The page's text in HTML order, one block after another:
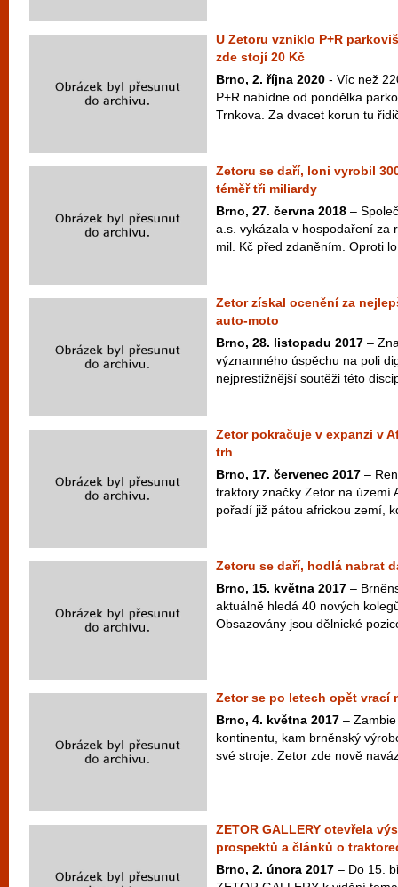
U Zetoru vzniklo P+R
zde stojí 20 Kč
Brno, 2. října 2020 - Víc než
P+R nabídne od pondělka
Trnkova. Za dvacet korun tu
Zetoru se daří, loni vyrobil
téměř tři miliardy
Brno, 27. června 2018 –
a.s. vykázala v hospodaření za
mil. Kč před zdaněním. Oproti
Zetor získal ocenění za
auto-moto
Brno, 28. listopadu 2017 –
významného úspěchu na poli
nejprestižnější soutěži této
Zetor pokračuje v expanzi v
trh
Brno, 17. červenec 2017 –
traktory značky Zetor na území
pořadí již pátou africkou zemí,
Zetoru se daří, hodlá nabrat
Brno, 15. května 2017 –
aktuálně hledá 40 nových
Obsazovány jsou dělnické
Zetor se po letech opět vrací
Brno, 4. května 2017 –
kontinentu, kam brněnský
své stroje. Zetor zde nově
ZETOR GALLERY otevřela
prospektů a článků o
Brno, 2. února 2017 – Do 15.